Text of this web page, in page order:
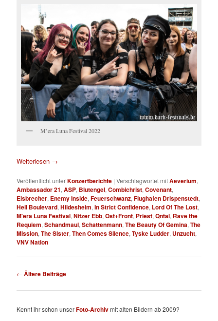
M’era Luna Festival 2022
Weiterlesen →
Veröffentlicht unterKonzertberichte |Verschlagwortet mitAeverium,
Ambassador 21,ASP, Blutengel,Combichrist,Covenant,
Eisbrecher, Enemy Inside,Feuerschwanz,Flughafen Drispenstedt,
Hell Boulevard,Hildesheim,In Strict Confidence, Lord Of The Lost,
M'era Luna Festival,Nitzer Ebb,Ost+Front, Priest,Qntal, Rave the
Requiem,Schandmaul,Schattenmann,The Beauty Of Gemina,The
Mission,The Sister,Then Comes Silence,Tyske Ludder, Unzucht,
VNV Nation
Beitragsnavigation
← Ältere Beiträge
Kennt ihr schon unserFoto-Archivmit alten Bildern ab 2009?